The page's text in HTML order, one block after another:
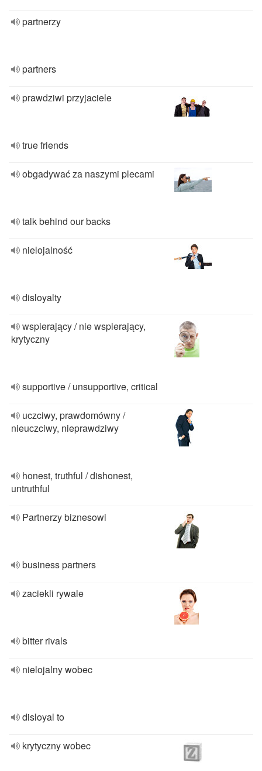
partnerzy
partners
prawdziwi przyjaciele
true friends
obgadywać za naszymi plecami
talk behind our backs
nielojalność
disloyalty
wspierający / nie wspierający,
krytyczny
supportive / unsupportive, critical
uczciwy, prawdomówny /
nieuczciwy, nieprawdziwy
honest, truthful / dishonest,
untruthful
Partnerzy biznesowi
business partners
zaciekli rywale
bitter rivals
nielojalny wobec
disloyal to
krytyczny wobec